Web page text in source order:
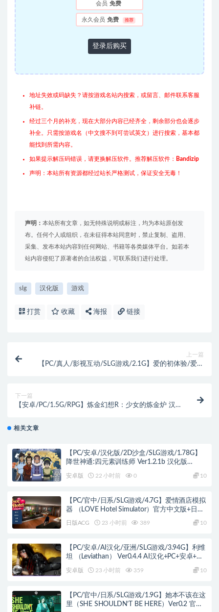
会员 免费
永久会员 免费 推荐
登录后购买
地址失效或码缺失？请按游戏名站内搜索，或留言、邮件联系客服
补链。
经过三个月的补充，现在大部分内容已经齐全，剩余部分也会逐步
补全。只需按游戏名（中文搜不到可尝试英文）进行搜索，基本都
能找到所需内容。
如果提示解压码错误，请更换解压软件。推荐解压软件： Bandizip
声明：本站所有资源都经过站长严格测试，保证安全无毒！
声明： 本站所有文章，如无特殊说明或标注，均为本站原创发
布。任何个人或组织，在未征得本站同意时，禁止复制、盗用、
采集、发布本站内容到任何网站、书籍等各类媒体平台。如若本
站内容侵犯了原著者的合法权益，可联系我们进行处理。
slg 汉化版 游戏
打赏 收藏 海报 链接
上一篇
【PC/真人/影视互动/SLG游戏/2.1G】爱的初体验/爱的
下一篇
【安卓/PC/1.5G/RPG】炼金幻想R：少女的炼金炉 汉
相关文章
【PC/安卓/汉化版/2D沙盒/SLG游戏/1.78G】
降世神通:四元素训练师 Ver1.2.1b 汉化版
安卓版 22 小时前 0 10
【PC/官中/日系/SLG游戏/4.7G】爱情酒店模拟
器 （LOVE Hotel Simulator）官方中文版+日系
SLG游戏+4.7G
日版ACG 23 小时前 389 10
【PC/安卓/AI汉化/亚洲/SLG游戏/3.94G】利维
坦 （Leviathan） Ver0.4.4 AI汉化+PC+安卓+亚
安卓版 23 小时前 359 10
【PC/官中/日系/SLG游戏/1.9G】她本不该在这
里（SHE SHOULDN’T BE HERE）Ver0.2 官方